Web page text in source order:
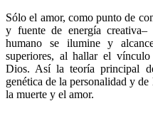
Sólo el amor, como punto de
y fuente de energía
humano se ilumine y
superiores, al hallar el
Dios. Así la teoría principal
genética de la personalidad y
la muerte y el amor.